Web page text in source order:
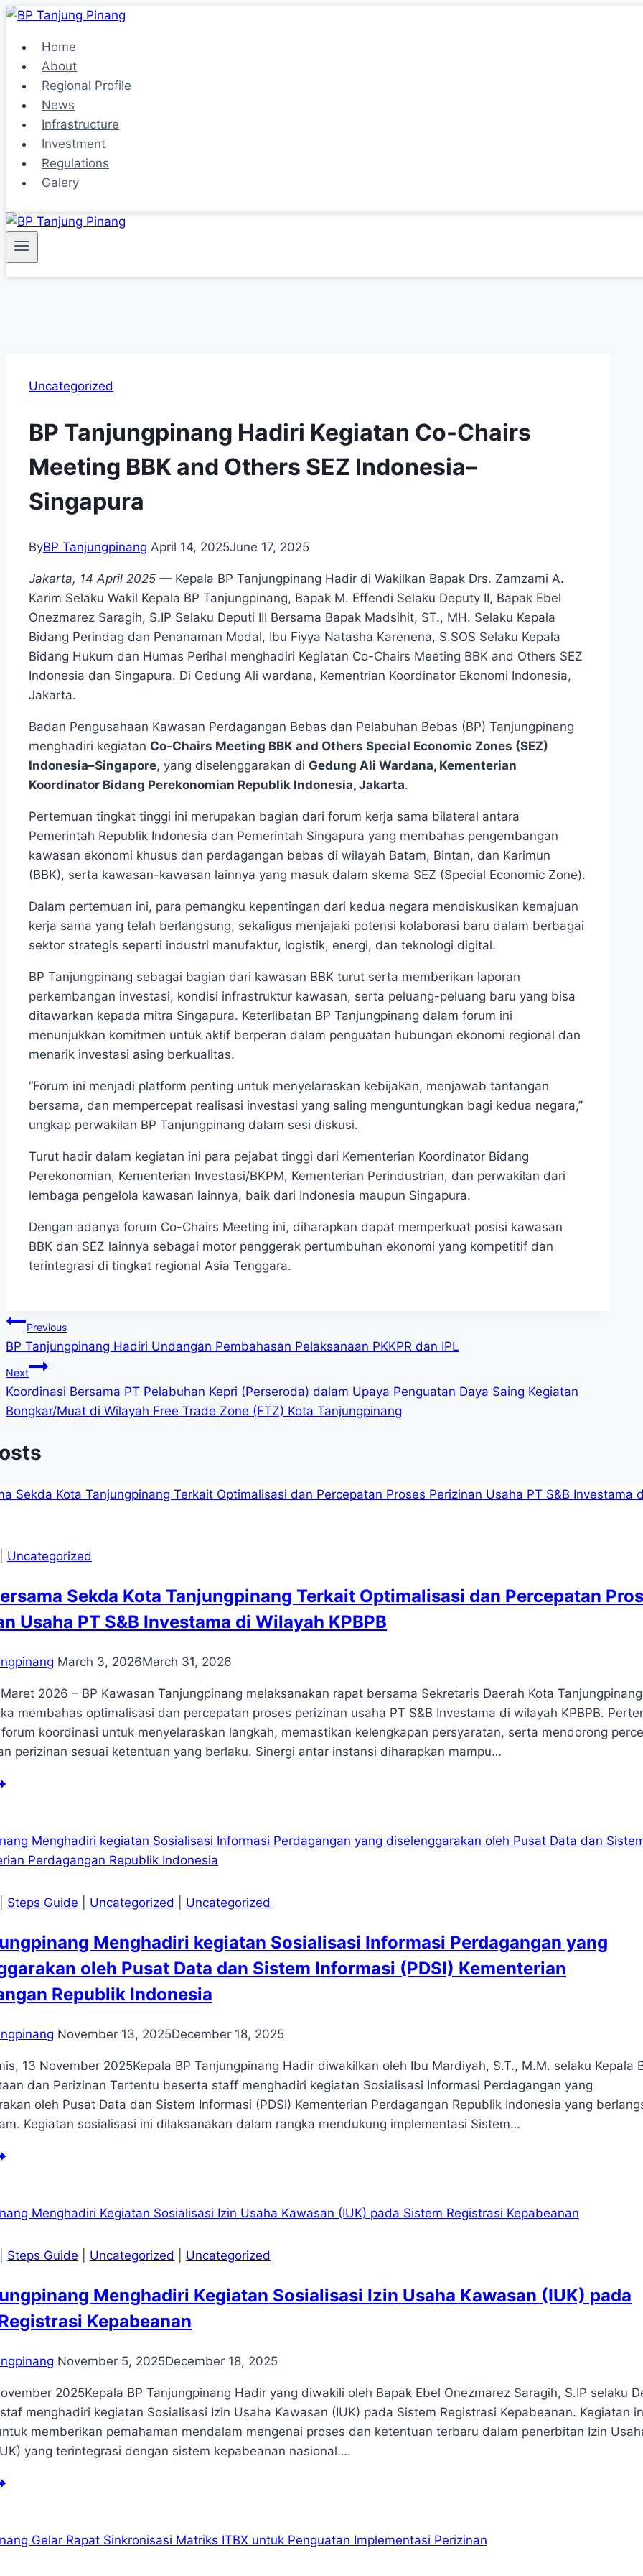
Skip
contentHome
About
Regional Profile
News
Infrastructure
Investment
Regulations
Galery
Uncategorized
BP Tanjungpinang Hadiri Kegiatan Co-Chairs
Meeting BBK and Others SEZ Indonesia–
Singapura
ByBP Tanjungpinang April 14, 2025June 17, 2025
Jakarta, 14 April 2025 — Kepala BP Tanjungpinang Hadir di Wakilkan Bapak Drs. Zamzami A.
Karim Selaku Wakil Kepala BP Tanjungpinang, Bapak M. Effendi Selaku Deputy II, Bapak Ebel
Onezmarez Saragih, S.IP Selaku Deputi III Bersama Bapak Madsihit, ST., MH. Selaku Kepala
Bidang Perindag dan Penanaman Modal, Ibu Fiyya Natasha Karenena, S.SOS Selaku Kepala
Bidang Hukum dan Humas Perihal menghadiri Kegiatan Co-Chairs Meeting BBK and Others SEZ
Indonesia dan Singapura. Di Gedung Ali wardana, Kementrian Koordinator Ekonomi Indonesia,
Jakarta.
Badan Pengusahaan Kawasan Perdagangan Bebas dan Pelabuhan Bebas (BP) Tanjungpinang
menghadiri kegiatan Co-Chairs Meeting BBK and Others Special Economic Zones (SEZ)
Indonesia–Singapore, yang diselenggarakan di Gedung Ali Wardana, Kementerian
Koordinator Bidang Perekonomian Republik Indonesia, Jakarta.
Pertemuan tingkat tinggi ini merupakan bagian dari forum kerja sama bilateral antara
Pemerintah Republik Indonesia dan Pemerintah Singapura yang membahas pengembangan
kawasan ekonomi khusus dan perdagangan bebas di wilayah Batam, Bintan, dan Karimun
(BBK), serta kawasan-kawasan lainnya yang masuk dalam skema SEZ (Special Economic Zone).
Dalam pertemuan ini, para pemangku kepentingan dari kedua negara mendiskusikan kemajuan
kerja sama yang telah berlangsung, sekaligus menjajaki potensi kolaborasi baru dalam berbagai
sektor strategis seperti industri manufaktur, logistik, energi, dan teknologi digital.
BP Tanjungpinang sebagai bagian dari kawasan BBK turut serta memberikan laporan
perkembangan investasi, kondisi infrastruktur kawasan, serta peluang-peluang baru yang bisa
ditawarkan kepada mitra Singapura. Keterlibatan BP Tanjungpinang dalam forum ini
menunjukkan komitmen untuk aktif berperan dalam penguatan hubungan ekonomi regional dan
menarik investasi asing berkualitas.
“Forum ini menjadi platform penting untuk menyelaraskan kebijakan, menjawab tantangan
bersama, dan mempercepat realisasi investasi yang saling menguntungkan bagi kedua negara,”
ungkap perwakilan BP Tanjungpinang dalam sesi diskusi.
Turut hadir dalam kegiatan ini para pejabat tinggi dari Kementerian Koordinator Bidang
Perekonomian, Kementerian Investasi/BKPM, Kementerian Perindustrian, dan perwakilan dari
lembaga pengelola kawasan lainnya, baik dari Indonesia maupun Singapura.
Dengan adanya forum Co-Chairs Meeting ini, diharapkan dapat memperkuat posisi kawasan
BBK dan SEZ lainnya sebagai motor penggerak pertumbuhan ekonomi yang kompetitif dan
terintegrasi di tingkat regional Asia Tenggara.
Post
navigation
Previous
BP Tanjungpinang Hadiri Undangan Pembahasan Pelaksanaan PKKPR dan IPL
Next
Koordinasi Bersama PT Pelabuhan Kepri (Perseroda) dalam Upaya Penguatan Daya Saing Kegiatan
Bongkar/Muat di Wilayah Free Trade Zone (FTZ) Kota Tanjungpinang
Uncategorized
Sekda Kota Tanjungpinang Terkait Optimalisasi dan Percepatan
Usaha PT S&B Investama di Wilayah KPBPB
March 3, 2026March 31, 2026
2026 – BP Kawasan Tanjungpinang melaksanakan rapat bersama Sekretaris Daerah Kota Tanjungpinang
membahas optimalisasi dan percepatan proses perizinan usaha PT S&B Investama di wilayah KPBPB.
koordinasi untuk menyelaraskan langkah, memastikan kelengkapan persyaratan, serta mendorong
perizinan sesuai ketentuan yang berlaku. Sinergi antar instansi diharapkan mampu…
Steps Guide Uncategorized Uncategorized
Menghadiri kegiatan Sosialisasi Informasi Perdagangan yang
oleh Pusat Data dan Sistem Informasi (PDSI) Kementerian
Republik Indonesia
November 13, 2025December 18, 2025
13 November 2025Kepala BP Tanjungpinang Hadir diwakilkan oleh Ibu Mardiyah, S.T., M.M. selaku Kepala
dan Perizinan Tertentu beserta staff menghadiri kegiatan Sosialisasi Informasi Perdagangan yang
oleh Pusat Data dan Sistem Informasi (PDSI) Kementerian Perdagangan Republik Indonesia yang
Kegiatan sosialisasi ini dilaksanakan dalam rangka mendukung implementasi Sistem…
Steps Guide Uncategorized Uncategorized
Menghadiri Kegiatan Sosialisasi Izin Usaha Kawasan (IUK) pada
Kepabeanan
November 5, 2025December 18, 2025
2025Kepala BP Tanjungpinang Hadir yang diwakili oleh Bapak Ebel Onezmarez Saragih, S.IP selaku
menghadiri kegiatan Sosialisasi Izin Usaha Kawasan (IUK) pada Sistem Registrasi Kepabeanan. Kegiatan
memberikan pemahaman mendalam mengenai proses dan ketentuan terbaru dalam penerbitan Izin
yang terintegrasi dengan sistem kepabeanan nasional….